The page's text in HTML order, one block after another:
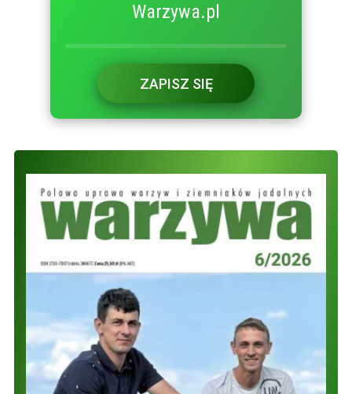
Warzywa.pl
ZAPISZ SIĘ